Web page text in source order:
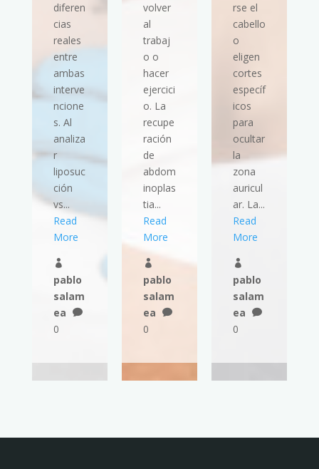
diferen
cias
reales
entre
ambas
interve
ncione
s. Al
analiza
r
liposuc
ción
vs...
Read
More

pablo
salam
ea

0
volver
al
trabaj
o o
hacer
ejercici
o. La
recupe
ración
de
abdom
inoplas
tia...
Read
More

pablo
salam
ea

0
rse el
cabello
o
eligen
cortes
específ
icos
para
ocultar
la
zona
auricul
ar. La...
Read
More

pablo
salam
ea

0